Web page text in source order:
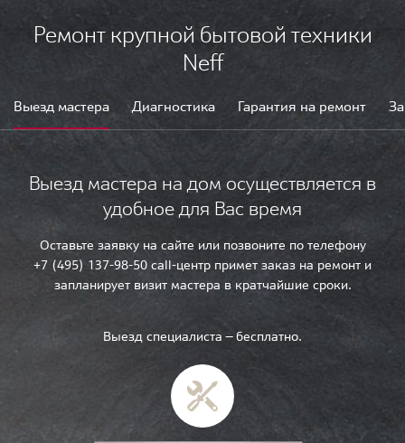
Ремонт крупной бытовой техники
Neff
Выезд мастера Диагностика Гарантия на ремонт
Выезд мастера на дом осуществляется в
удобное для Вас время
Оставьте заявку на сайте или позвоните по телефону
+7 (495) 137-98-50 call-центр примет заказ на ремонт и
запланирует визит мастера в кратчайшие сроки.
Выезд специалиста — бесплатно.